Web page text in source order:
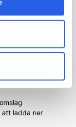
att ladda ner